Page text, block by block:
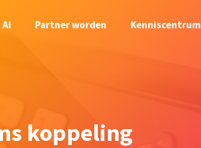
AI Partner worden Kenniscentrum
koppeling